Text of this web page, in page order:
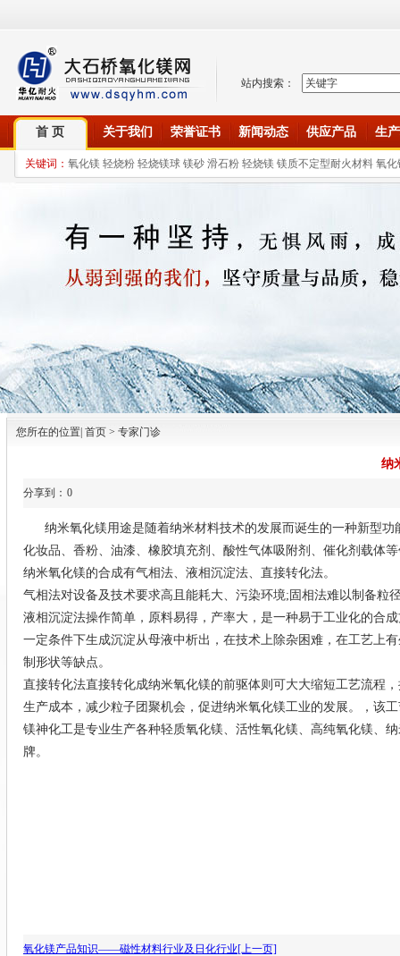
站内搜索：
首 页 关于我们 荣誉证书 新闻动态 供应产品 生
关键词： 氧化镁 轻烧粉 轻烧镁球 镁砂 滑石粉 轻烧镁 镁质不定型耐火材料 氧
您所在的位置| 首页 > 专家门诊
纳
分享到： 0
纳米氧化镁用途是随着纳米材料技术的发展而诞生的一种新型功
化妆品、香粉、油漆、橡胶填充剂、酸性气体吸附剂、催化剂载体
纳米氧化镁的合成有气相法、液相沉淀法、直接转化法。
气相法对设备及技术要求高且能耗大、污染环境;固相法难以制备粒
液相沉淀法操作简单，原料易得，产率大，是一种易于工业化的合
一定条件下生成沉淀从母液中析出，在技术上除杂困难，在工艺上
制形状等缺点。
直接转化法直接转化成纳米氧化镁的前驱体则可大大缩短工艺流程
生产成本，减少粒子团聚机会，促进纳米氧化镁工业的发展。，该
镁神化工是专业生产各种轻质氧化镁、活性氧化镁、高纯氧化镁、
牌。
氧化镁产品知识——磁性材料行业及日化行业[上一页]